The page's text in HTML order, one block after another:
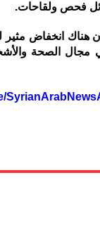
فحص ولقاحات.
انخفاض مثير